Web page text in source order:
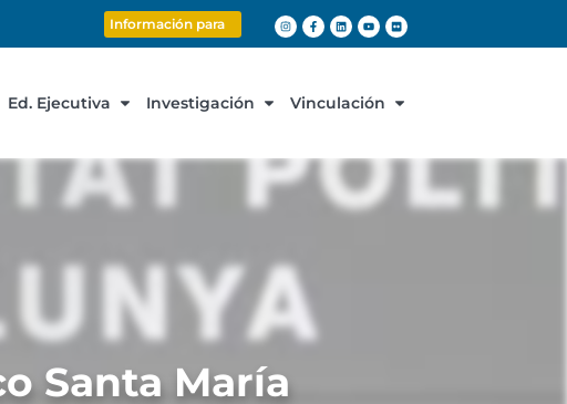
Información para
Ed. Ejecutiva Investigación Vinculación
Santa María